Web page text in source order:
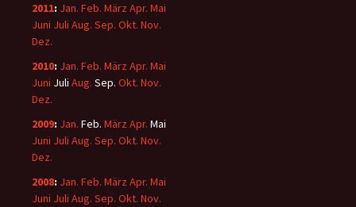
2011: Jan. Feb. März Apr. Mai
Juni Juli Aug. Sep. Okt. Nov.
Dez.
2010: Jan. Feb. März Apr. Mai
Juni Juli Aug. Sep. Okt. Nov.
Dez.
2009: Jan. Feb. März Apr. Mai
Juni Juli Aug. Sep. Okt. Nov.
Dez.
2008: Jan. Feb. März Apr. Mai
Juni Juli Aug. Sep. Okt. Nov.